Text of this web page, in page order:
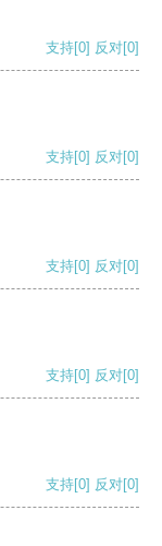
支持[0] 反对[0]
支持[0] 反对[0]
支持[0] 反对[0]
支持[0] 反对[0]
支持[0] 反对[0]